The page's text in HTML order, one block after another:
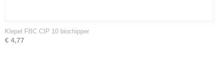
Klepel FBC CIP 10 biochipper
€ 4,77